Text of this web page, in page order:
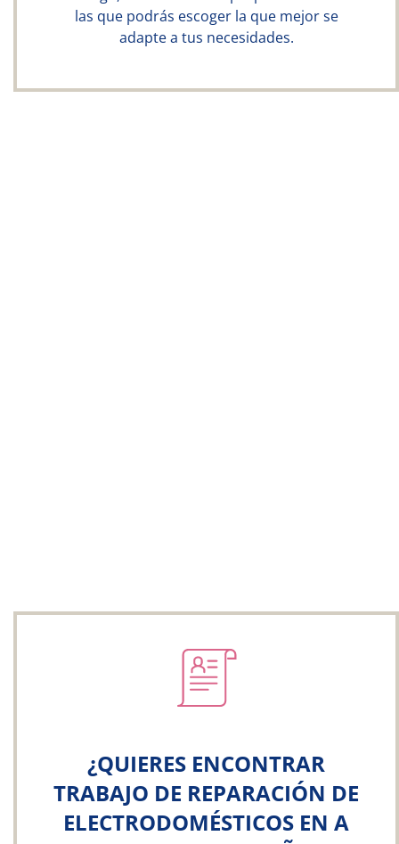
las que podrás escoger la que mejor se
adapte a tus necesidades.
¿QUIERES ENCONTRAR
TRABAJO DE REPARACIÓN DE
ELECTRODOMÉSTICOS EN A